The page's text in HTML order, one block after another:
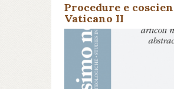
Procedure e
Vaticano II